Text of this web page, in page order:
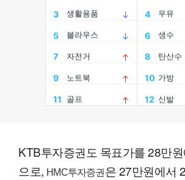
KTB투자증권도 목표가를 28만
으로, HMC투자증권은 27만원에서